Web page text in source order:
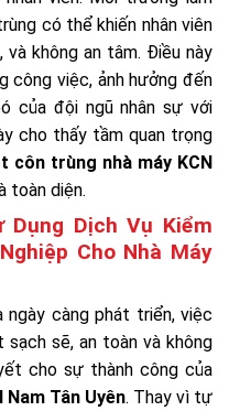
có thể khiến nhân viên
không an tâm. Điều này
công việc, ảnh hưởng đến
của đội ngũ nhân sự với
cho thấy tầm quan trọng
côn trùng nhà máy KCN
toàn diện.
Dịch Vụ Kiểm
Cho Nhà Máy
ngày càng phát triển, việc
sẽ, an toàn và không
cho sự thành công của
Nam Tân Uyên. Thay vì tự